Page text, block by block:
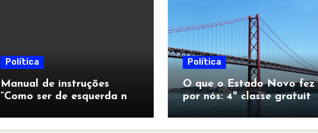
Política
Manual de instruções
“Como ser de esquerda no
Política
O que o Estado Novo fez
por nós: 4ª classe gratuita
para todos